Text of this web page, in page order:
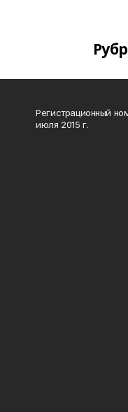
Регистрационный
июля 2015 г.